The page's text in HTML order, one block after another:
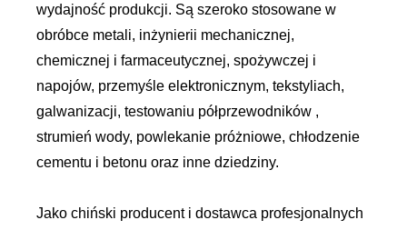
wydajność produkcji. Są szeroko stosowane w
obróbce metali, inżynierii mechanicznej,
chemicznej i farmaceutycznej, spożywczej i
napojów, przemyśle elektronicznym, tekstyliach,
galwanizacji, testowaniu półprzewodników ,
strumień wody, powlekanie próżniowe, chłodzenie
cementu i betonu oraz inne dziedziny.
Jako chiński producent i dostawca profesjonalnych